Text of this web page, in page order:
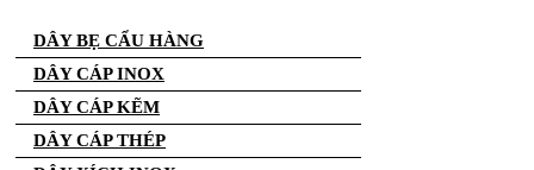
DÂY BẸ CẨU HÀNG
DÂY CÁP INOX
DÂY CÁP KẼM
DÂY CÁP THÉP